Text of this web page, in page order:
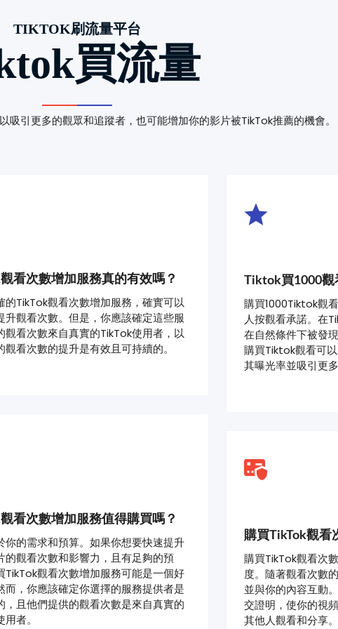
TIKTOK刷流量平台
買流量
引更多的觀眾和追蹤者，也可能增加你的影片被TikTok推薦的機會。
看次數增加服務真的有效嗎？
的TikTok觀看次數增加服務，確實可以
升觀看次數。但是，你應該確定這些服
觀看次數來自真實的TikTok使用者，以
觀看次數的提升是有效且可持續的。
看次數增加服務值得購買嗎？
你的需求和預算。如果你想要快速提升
的觀看次數和影響力，且有足夠的預
TikTok觀看次數增加服務可能是一個好
而，你應該確定你選擇的服務提供者是
，且他們提供的觀看次數是來自真實的
者。
Tiktok買1000觀
購買1000Tiktok觀
人按觀看承諾。在
在自然條件下被發
購買Tiktok觀看可
其曝光率並吸引更
購買TikTok觀看
購買TikTok觀看次
度。隨著觀看次數
並與你的內容互動
交證明，使你的視
其他人觀看和分享